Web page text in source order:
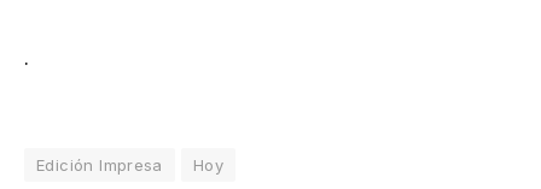
.
Edición Impresa Hoy